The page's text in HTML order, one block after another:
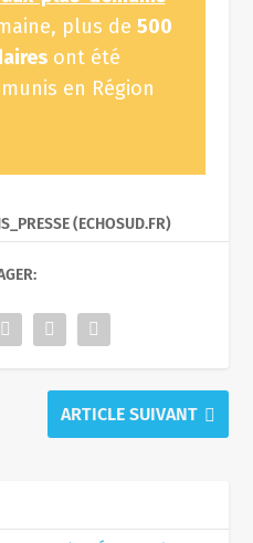
plus de 500
ont été
en Région
(ECHOSUD.FR)
ARTICLE SUIVANT